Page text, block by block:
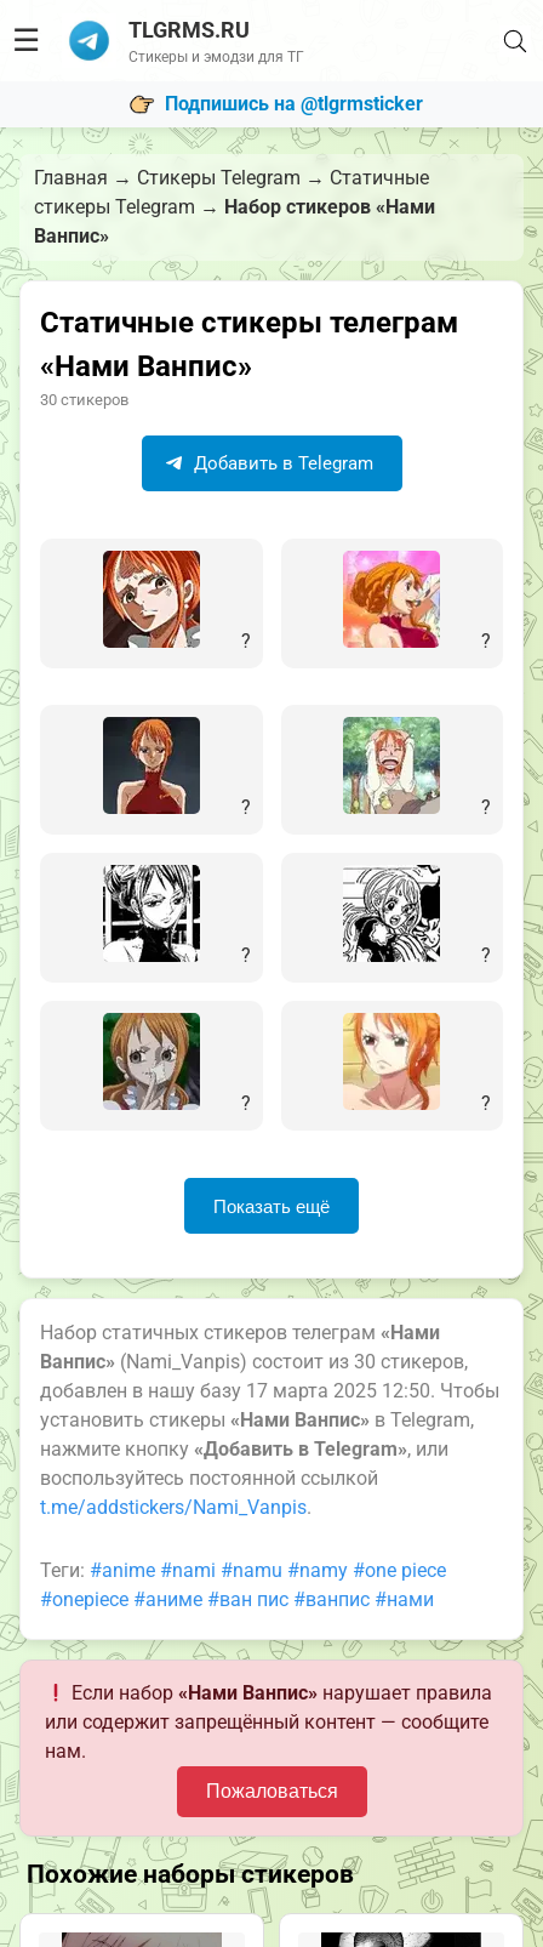
☰ TLGRMS.RU
Стикеры и эмодзи для ТГ
Подпишись на @tlgrmsticker
Главная → Стикеры Telegram → Статичные
стикеры Telegram → Набор стикеров «Нами
Ванпис»
Статичные стикеры телеграм
«Нами Ванпис»
30 стикеров
Добавить в Telegram
? ?
? ?
? ?
? ?
Показать ещё
Набор статичных стикеров телеграм «Нами
Ванпис» (Nami_Vanpis) состоит из 30 стикеров,
добавлен в нашу базу 17 марта 2025 12:50. Чтобы
установить стикеры «Нами Ванпис» в Telegram,
нажмите кнопку «Добавить в Telegram», или
воспользуйтесь постоянной ссылкой
t.me/addstickers/Nami_Vanpis.
Теги: #anime #nami #namu #namy #one piece
#onepiece #аниме #ван пис #ванпис #нами
Если набор«Нами Ванпис» нарушает правила
или содержит запрещённый контент — сообщите
нам.
Пожаловаться
Похожие наборы стикеров